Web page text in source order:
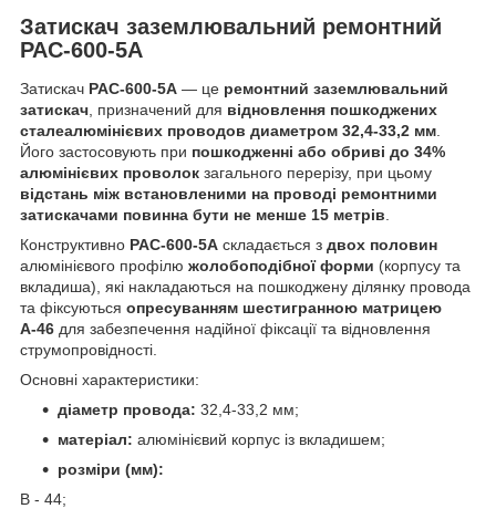
Затискач заземлювальний ремонтний
РАС-600-5А
Затискач РАС-600-5А — це ремонтний заземлювальний
затискач, призначений для відновлення пошкоджених
сталеалюмінієвих проводов диаметром 32,4-33,2 мм.
Його застосовують при пошкодженні або обриві до 34%
алюмінієвих проволок загального перерізу, при цьому
відстань між встановленими на проводі ремонтними
затискачами повинна бути не менше 15 метрів.
Конструктивно РАС-600-5А складається з двох половин
алюмінієвого профілю жолобоподібної форми (корпусу та
вкладиша), які накладаються на пошкоджену ділянку провода
та фіксуються опресуванням шестигранною матрицею
А-46 для забезпечення надійної фіксації та відновлення
струмопровідності.
Основні характеристики:
діаметр провода: 32,4-33,2 мм;
матеріал: алюмінієвий корпус із вкладишем;
розміри (мм):
В - 44;